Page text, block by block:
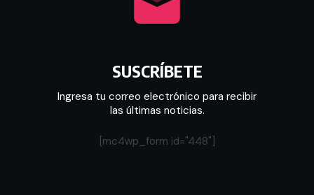
SUSCRÍBETE
Ingresa tu correo electrónico para recibir
las últimas noticias.
[mc4wp_form id="448"]